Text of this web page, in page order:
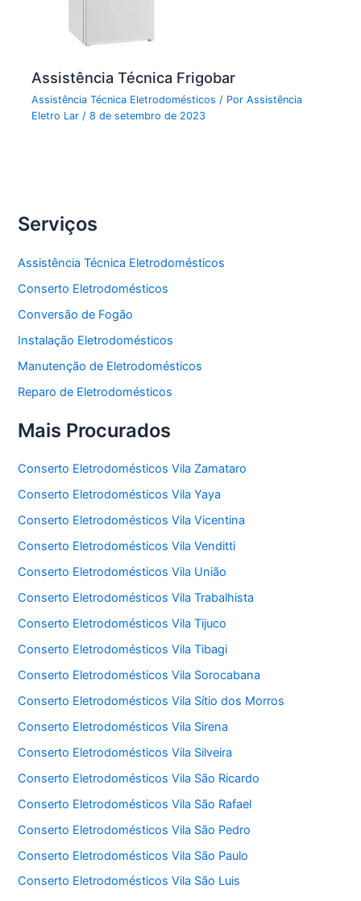
Assistência Técnica Frigobar
Assistência Técnica Eletrodomésticos / PorAssistência
Eletro Lar/8 de setembro de 2023
Serviços
Assistência Técnica Eletrodomésticos
Conserto Eletrodomésticos
Conversão de Fogão
Instalação Eletrodomésticos
Manutenção de Eletrodomésticos
Reparo de Eletrodomésticos
Mais Procurados
Conserto Eletrodomésticos Vila Zamataro
Conserto Eletrodomésticos Vila Yaya
Conserto Eletrodomésticos Vila Vicentina
Conserto Eletrodomésticos Vila Venditti
Conserto Eletrodomésticos Vila União
Conserto Eletrodomésticos Vila Trabalhista
Conserto Eletrodomésticos Vila Tijuco
Conserto Eletrodomésticos Vila Tibagi
Conserto Eletrodomésticos Vila Sorocabana
Conserto Eletrodomésticos Vila Sítio dos Morros
Conserto Eletrodomésticos Vila Sirena
Conserto Eletrodomésticos Vila Silveira
Conserto Eletrodomésticos Vila São Ricardo
Conserto Eletrodomésticos Vila São Rafael
Conserto Eletrodomésticos Vila São Pedro
Conserto Eletrodomésticos Vila São Paulo
Conserto Eletrodomésticos Vila São Luis